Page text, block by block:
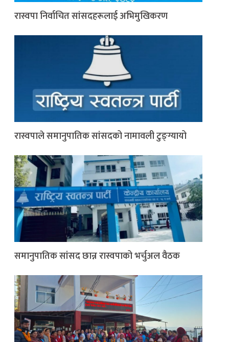
रास्वपा निर्वाचित सांसदहरूलाई अभिमुखिकरण
रास्वपाले समानुपातिक सांसदको नामावली टुङ्ग्यायो
समानुपातिक सांसद छान्न रास्वपाको भर्चुअल वैठक